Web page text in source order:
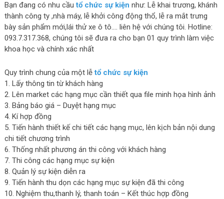
Bạn đang có nhu cầutổ chức sự kiện như: Lễ khai trương, khánh
thành công ty ,nhà máy, lễ khởi công động thổ, lễ ra mắt trưng
bày sản phẩm mới,lái thử xe ô tô…. liên hệ với chúng tôi. Hotline:
093.7.317.368, chúng tôi sẽ đưa ra cho bạn 01 quy trình làm việc
khoa học và chính xác nhất
Quy trình chung của một lễtổ chức sự kiện
1. Lấy thông tin từ khách hàng
2. Lên market các hạng mục cần thiết qua file minh họa hình ảnh
3. Bảng báo giá – Duyệt hạng mục
4. Kí hợp đồng
5. Tiến hành thiết kế chi tiết các hạng mục, lên kịch bản nội dung
chi tiết chương trình
6. Thống nhất phương án thi công với khách hàng
7. Thi công các hạng mục sự kiện
8. Quản lý sự kiện diễn ra
9. Tiến hành thu dọn các hạng mục sự kiện đã thi công
10. Nghiệm thu,thanh lý, thanh toán – Kết thúc hợp đồng